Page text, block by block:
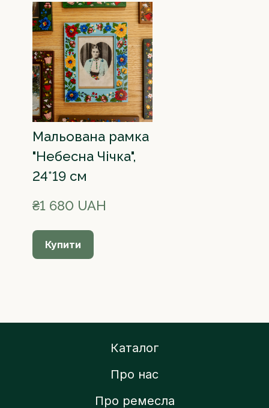
Мальована рамка
"Небесна Чічка",
24*19 см
₴1 680 UAH
Купити
Каталог
Про нас
Про ремесла